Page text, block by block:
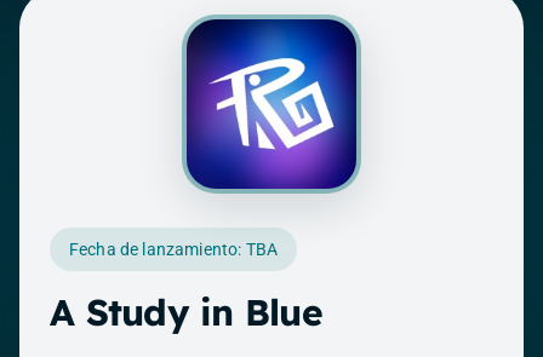
Fecha de lanzamiento: TBA
A Study in Blue